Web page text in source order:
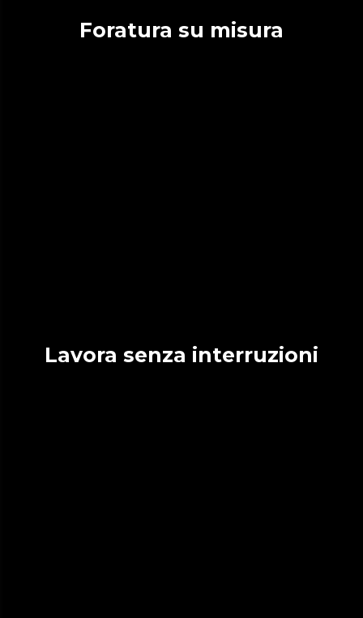
Foratura su misura
Lavora senza interruzioni